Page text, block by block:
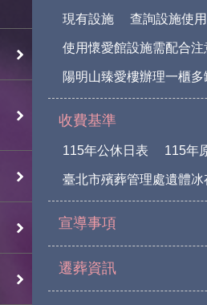
現有設施 查詢設施使
使用懷愛館設施需配合注
陽明山臻愛樓辦理一櫃
收費基準
115年公休日表 115年
臺北市殯葬管理處遺體冰
宣導事項
遷葬資訊